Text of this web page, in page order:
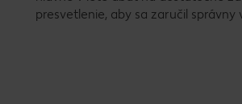
presvetlenie, aby sa zaručil správny